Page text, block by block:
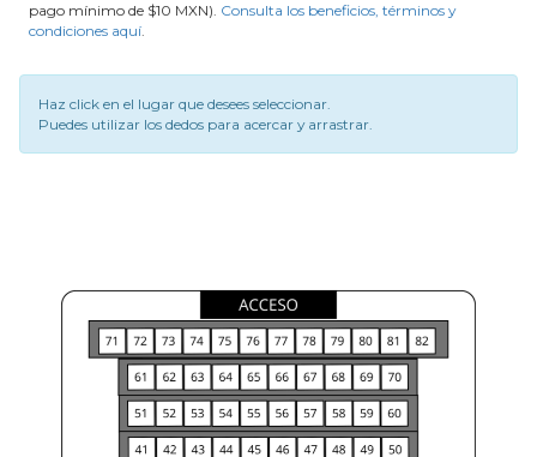
pago mínimo de $10 MXN). Consulta los beneficios, términos y
condiciones aquí.
Haz click en el lugar que desees seleccionar.
Puedes utilizar los dedos para acercar y arrastrar.